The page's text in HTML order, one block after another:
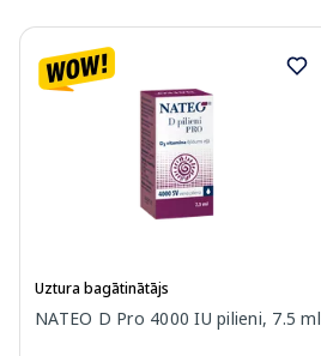
Uztura bagātinātājs
NATEO D Pro 4000 IU pilieni, 7.5 ml